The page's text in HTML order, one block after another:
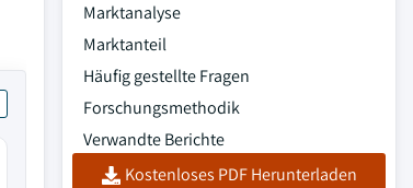
Marktanalyse
Marktanteil
Häufig gestellte Fragen
Forschungsmethodik
Verwandte Berichte
Kostenloses PDF Herunterladen